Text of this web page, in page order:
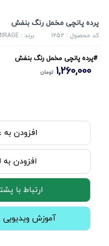
پرده پانچی مخمل رنگ بنفش
کد محصول : 1252 برند :
#پرده پانچی مخمل رنگ بنفش
1,260,000 تومان
افزودن به
افزودن
ارتباط با
آموزش